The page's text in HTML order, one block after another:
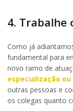
4. Trabalhe
Como já
fundamental para
novo ramo de
especialização ou
outras pessoas e
os colegas quanto